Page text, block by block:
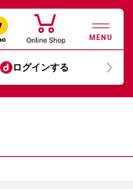
MENU
ログインする